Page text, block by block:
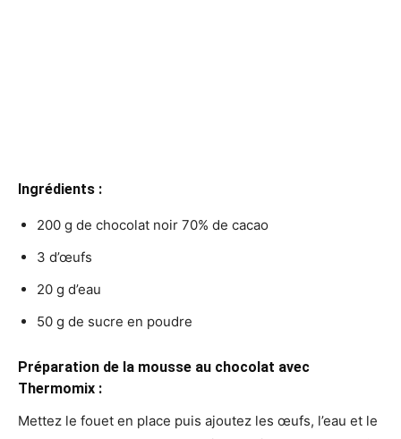
Ingrédients :
200 g de chocolat noir 70% de cacao
3 d’œufs
20 g d’eau
50 g de sucre en poudre
Préparation de la mousse au chocolat avec
Thermomix :
Mettez le fouet en place puis ajoutez les œufs, l’eau et le